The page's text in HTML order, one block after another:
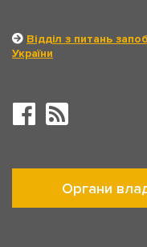
Відділ з питань
України
Органи